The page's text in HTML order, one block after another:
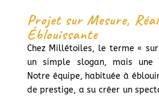
Projet sur Mesure,
Éblouissante
Chez Millétoiles, le terme «
un simple slogan, mais une
Notre équipe, habituée à
de prestige, a su créer un